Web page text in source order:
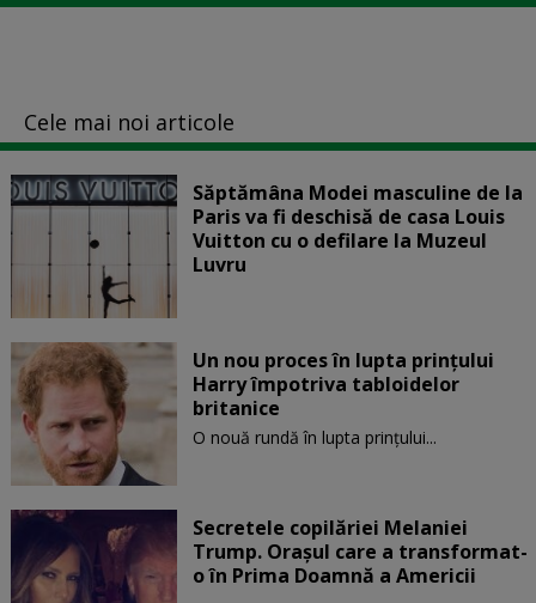
Cele mai noi articole
Săptămâna Modei masculine de la
Paris va fi deschisă de casa Louis
Vuitton cu o defilare la Muzeul
Luvru
Un nou proces în lupta prinţului
Harry împotriva tabloidelor
britanice
O nouă rundă în lupta prinţului...
Secretele copilăriei Melaniei
Trump. Orașul care a transformat-
o în Prima Doamnă a Americii